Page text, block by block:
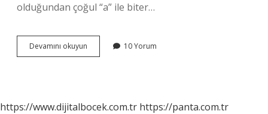
olduğundan çoğul “a” ile biter…
Devamını okuyun
Yaprak
10 Yorum
https://www.dijitalbocek.com.tr https://panta.com.tr